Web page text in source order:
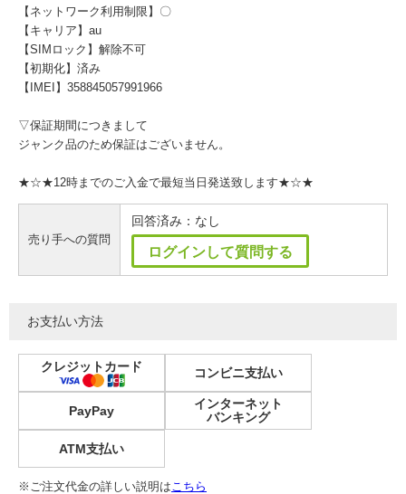
【ネットワーク利用制限】〇
【キャリア】au
【SIMロック】解除不可
【初期化】済み
【IMEI】358845057991966
▽保証期間につきまして
ジャンク品のため保証はございません。
★☆★12時までのご入金で最短当日発送致します★☆★
売り手への質問
回答済み：なし
ログインして質問する
お支払い方法
クレジットカード コンビニ支払い
PayPay
インターネット
バンキング
ATM支払い
※ご注文代金の詳しい説明はこちら